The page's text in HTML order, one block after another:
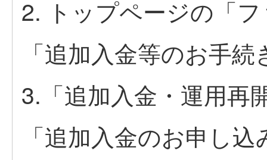
2. トップページの「
「追加入金等のお手
3.「追加入金・運用再
「追加入金のお申し